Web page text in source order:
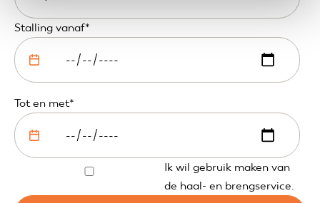
Stalling vanaf*
Tot en met*
Ik wil gebruik maken van
de haal- en brengservice.